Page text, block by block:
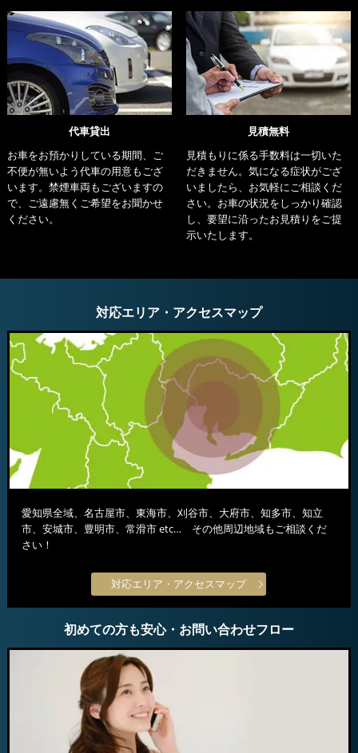
代車貸出
お車をお預かりしている期間、ご
不便が無いよう代車の用意もござ
います。禁煙車両もございますの
で、ご遠慮無くご希望をお聞かせ
ください。
見積無料
見積もりに係る手数料は一切いた
だきません。気になる症状がござ
いましたら、お気軽にご相談くだ
さい。お車の状況をしっかり確認
し、要望に沿ったお見積りをご提
示いたします。
対応エリア・アクセスマップ
愛知県全域、名古屋市、東海市、刈谷市、大府市、知多市、知立
市、安城市、豊明市、常滑市 etc… その他周辺地域もご相談くだ
さい！
対応エリア・アクセスマップ
初めての方も安心・お問い合わせフロー